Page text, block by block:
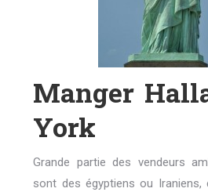
Manger
York
Grande partie des vendeurs
sont des égyptiens ou